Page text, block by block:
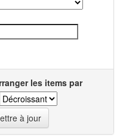
les items par